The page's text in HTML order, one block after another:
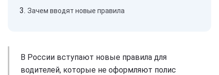
Зачем вводят новые правила
В России вступают новые правила для
водителей, которые не оформляют полис